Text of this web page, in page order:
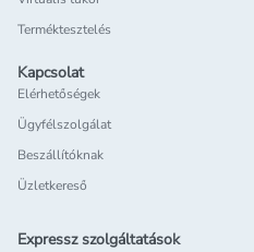
Terméktesztelés
Kapcsolat
Elérhetőségek
Ügyfélszolgálat
Beszállítóknak
Üzletkereső
Expressz szolgáltatások